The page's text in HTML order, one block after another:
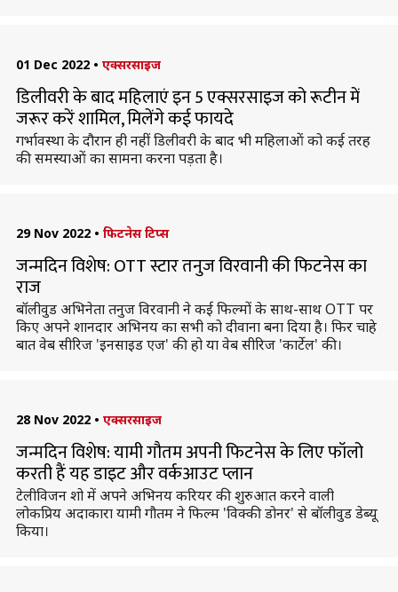
01 Dec 2022 • एक्सरसाइज
डिलीवरी के बाद महिलाएं इन 5 एक्सरसाइज को रूटीन में
जरूर करें शामिल, मिलेंगे कई फायदे
गर्भावस्था के दौरान ही नहीं डिलीवरी के बाद भी महिलाओं को कई तरह
की समस्याओं का सामना करना पड़ता है।
29 Nov 2022 • फिटनेस टिप्स
जन्मदिन विशेष: OTT स्टार तनुज विरवानी की फिटनेस का
राज
बॉलीवुड अभिनेता तनुज विरवानी ने कई फिल्मों के साथ-साथ OTT पर
किए अपने शानदार अभिनय का सभी को दीवाना बना दिया है। फिर चाहे
बात वेब सीरिज 'इनसाइड एज' की हो या वेब सीरिज 'कार्टेल' की।
28 Nov 2022 • एक्सरसाइज
जन्मदिन विशेष: यामी गौतम अपनी फिटनेस के लिए फॉलो
करती हैं यह डाइट और वर्कआउट प्लान
टेलीविजन शो में अपने अभिनय करियर की शुरुआत करने वाली
लोकप्रिय अदाकारा यामी गौतम ने फिल्म 'विक्की डोनर' से बॉलीवुड डेब्यू
किया।